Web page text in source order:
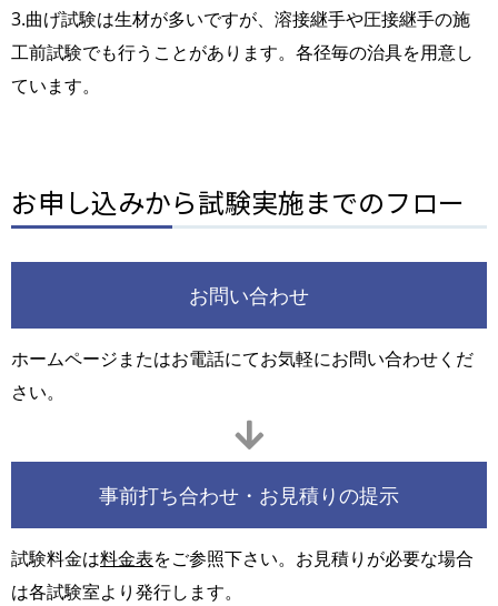
3.曲げ試験は生材が多いですが、溶接継手や圧接継手の施
工前試験でも行うことがあります。各径毎の治具を用意し
ています。
お申し込みから試験実施までのフロー
お問い合わせ
ホームページまたはお電話にてお気軽にお問い合わせくだ
さい。
事前打ち合わせ・お見積りの提示
試験料金は料金表をご参照下さい。お見積りが必要な場合
は各試験室より発行します。